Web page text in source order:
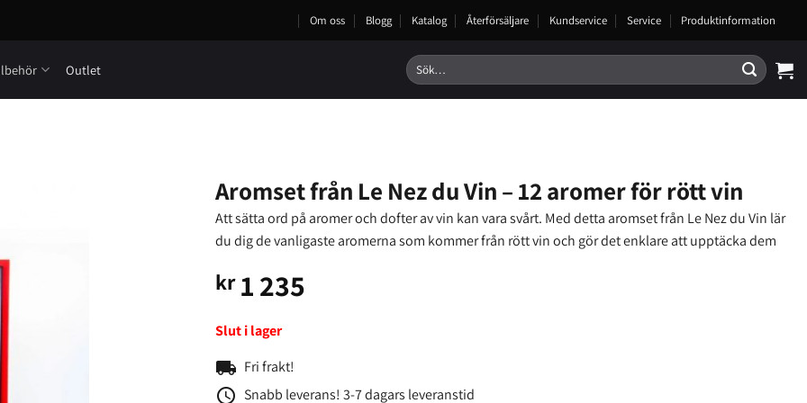
Om oss Blogg Katalog Återförsäljare Kundservice Service Produktinformation
Outlet
Sök
efter:
Aromset från Le Nez du Vin – 12 aromer för rött vin
Att sätta ord på aromer och dofter av vin kan vara svårt. Med detta aromset från Le Nez du Vin lär
du dig de vanligaste aromerna som kommer från rött vin och gör det enklare att upptäcka dem
kr1 235
Slut i lager
local_shipping Fri frakt!
access_time Snabb leverans! 3-7 dagars leveranstid